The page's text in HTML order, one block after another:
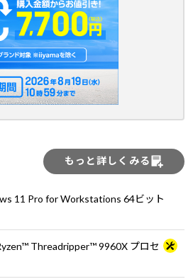
もっと詳しくみる
11 Pro for Workstations 64ビット
Threadripper™ 9960X プロセ